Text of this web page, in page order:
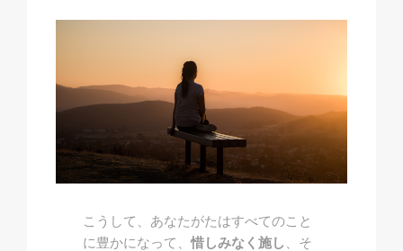
こうして、あなたがたはすべてのこと
に豊かになって、惜しみなく施し
、そ